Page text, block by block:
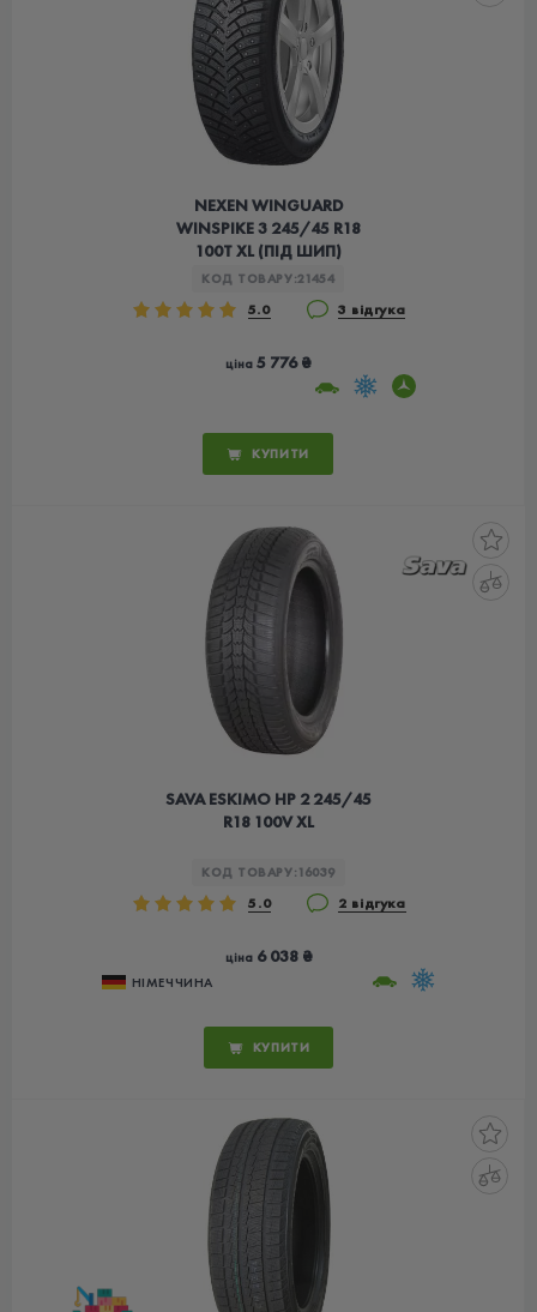
NEXEN WINGUARD
WINSPIKE 3 245/45 R18
100T XL (ПІД ШИП)
КОД ТОВАРУ:21454
5.0 3 відгука
ціна5 776 ₴
КУПИТИ
SAVA ESKIMO HP 2 245/45
R18 100V XL
КОД ТОВАРУ: 16039
5.0 2 відгука
ціна6 038 ₴
НІМЕЧЧИНА
КУПИТИ